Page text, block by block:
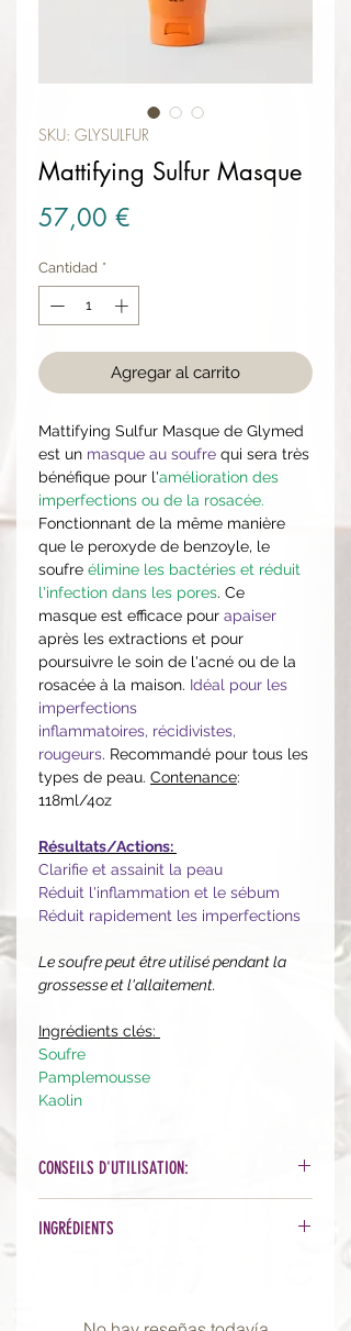
SKU: GLYSULFUR
Mattifying Sulfur Masque
57,00 €
Cantidad *
Agregar al carrito
Mattifying Sulfur Masque de Glymed
est un masque au soufre qui sera très
bénéfique pour l'amélioration des
imperfections ou de la rosacée.
Fonctionnant de la même manière
que le peroxyde de benzoyle, le
soufre élimine les bactéries et réduit
l'infection dans les pores. Ce
masque est efficace pour apaiser
après les extractions et pour
poursuivre le soin de l'acné ou de la
rosacée à la maison. Idéal pour les
imperfections
inflammatoires, récidivistes,
rougeurs. Recommandé pour tous les
types de peau. Contenance:
118ml/4oz
Résultats/Actions:
Clarifie et assainit la peau
Réduit l'inflammation et le sébum
Réduit rapidement les imperfections
Le soufre peut être utilisé pendant la
grossesse et l'allaitement.
Ingrédients clés:
Soufre
Pamplemousse
Kaolin
CONSEILS D'UTILISATION:
masque sur le visage et laissez poser
INGRÉDIENTS
Bentonite, Glycol de caprylyl,